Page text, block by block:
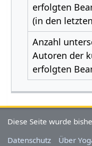
erfolgten
(in den
Anzahl
Autoren der
erfolgten
Diese Seite wurde
Datenschutz
Über